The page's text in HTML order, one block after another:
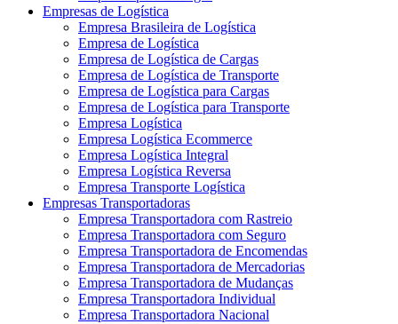
Empresas de Logística
Empresa Brasileira de Logística
Empresa de Logística
Empresa de Logística de Cargas
Empresa de Logística de Transporte
Empresa de Logística para Cargas
Empresa de Logística para Transporte
Empresa Logística
Empresa Logística Ecommerce
Empresa Logística Integral
Empresa Logística Reversa
Empresa Transporte Logística
Empresas Transportadoras
Empresa Transportadora com Rastreio
Empresa Transportadora com Seguro
Empresa Transportadora de Encomendas
Empresa Transportadora de Mercadorias
Empresa Transportadora de Mudanças
Empresa Transportadora Individual
Empresa Transportadora Nacional